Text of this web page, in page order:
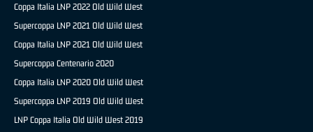
Coppa Italia LNP 2022 Old Wild West
Supercoppa LNP 2021 Old Wild West
Coppa Italia LNP 2021 Old Wild West
Supercoppa Centenario 2020
Coppa Italia LNP 2020 Old Wild West
Supercoppa LNP 2019 Old Wild West
LNP Coppa Italia Old Wild West 2019